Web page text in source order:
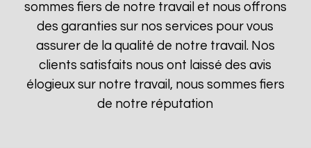
sommes fiers de notre travail et nous offrons
des garanties sur nos services pour vous
assurer de la qualité de notre travail. Nos
clients satisfaits nous ont laissé des avis
élogieux sur notre travail, nous sommes fiers
de notre réputation